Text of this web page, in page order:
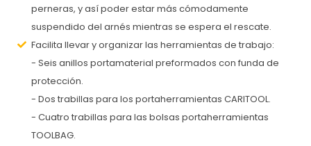
perneras, y así poder estar más cómodamente
suspendido del arnés mientras se espera el rescate.
Facilita llevar y organizar las herramientas de trabajo:
- Seis anillos portamaterial preformados con funda de
protección.
- Dos trabillas para los portaherramientas CARITOOL.
- Cuatro trabillas para las bolsas portaherramientas
TOOLBAG.